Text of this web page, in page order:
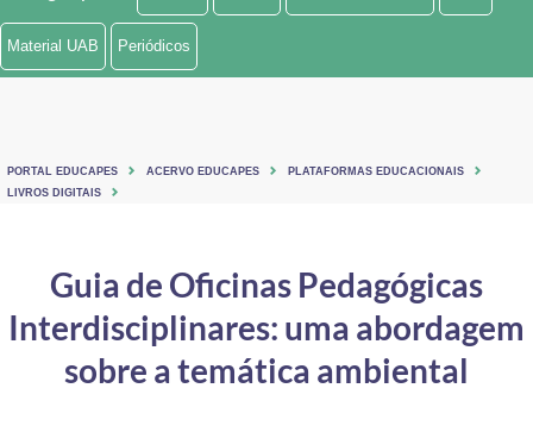
Ministério de Minas e Energia
Ministério do Turismo
Controladoria-Geral da União
Ministério da Mulher, da Família e dos Direitos Humanos
Material UAB Periódicos
PORTAL EDUCAPES ACERVO EDUCAPES
PLATAFORMAS EDUCACIONAIS
LIVROS DIGITAIS
Guia de Oficinas Pedagógicas
Interdisciplinares: uma abordagem
sobre a temática ambiental